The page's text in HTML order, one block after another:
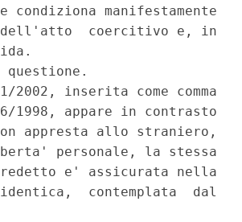
manifestamente
coercitivo e, in
questione.
2002, inserita come comma
appare in contrasto
appresta allo straniero,
personale, la stessa
e' assicurata nella
contemplata  dal